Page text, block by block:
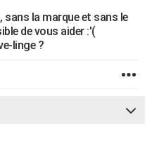
sans la marque et sans le
de vous aider :'(
linge ?